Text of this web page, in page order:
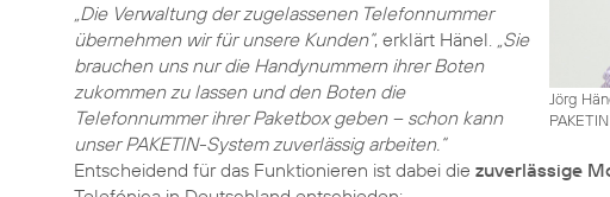
Jörg
„Die Verwaltung der zugelassenen Telefonnummer
übernehmen wir für unsere Kunden“, erklärt Hänel. „Sie
brauchen uns nur die Handynummern ihrer Boten
zukommen zu lassen und den Boten die
Telefonnummer ihrer Paketbox geben – schon kann
unser PAKETIN-System zuverlässig arbeiten.“
Entscheidend für das Funktionieren ist dabei die zuverlässige